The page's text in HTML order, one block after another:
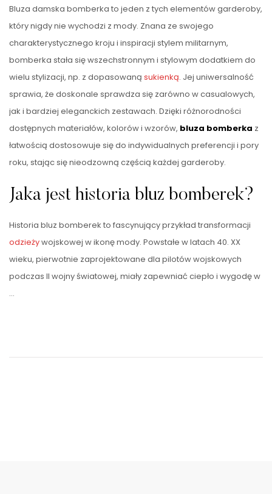
Bluza damska bomberka to jeden z tych elementów garderoby,
który nigdy nie wychodzi z mody. Znana ze swojego
charakterystycznego kroju i inspiracji stylem militarnym,
bomberka stała się wszechstronnym i stylowym dodatkiem do
wielu stylizacji, np. z dopasowaną sukienką. Jej uniwersalność
sprawia, że doskonale sprawdza się zarówno w casualowych,
jak i bardziej eleganckich zestawach. Dzięki różnorodności
dostępnych materiałów, kolorów i wzorów, bluza bomberka z
łatwością dostosowuje się do indywidualnych preferencji i pory
roku, stając się nieodzowną częścią każdej garderoby.
Jaka jest historia bluz bomberek?
Historia bluz bomberek to fascynujący przykład transformacji
odzieżywojskowej w ikonę mody. Powstałe w latach 40. XX
wieku, pierwotnie zaprojektowane dla pilotów wojskowych
podczas II wojny światowej, miały zapewniać ciepło i wygodę w
…